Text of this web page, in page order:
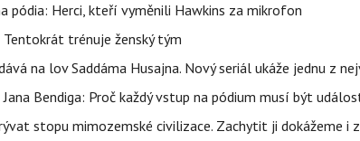
pódia: Herci, kteří vyměnili Hawkins za mikrofon
trénuje ženský tým
na lov Saddáma Husajna. Nový seriál ukáže jednu z
Bendiga: Proč každý vstup na pódium musí být
stopu mimozemské civilizace. Zachytit ji dokážeme i